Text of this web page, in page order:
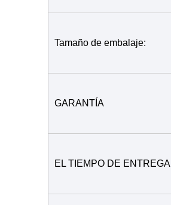
Tamaño de embalaje:
GARANTÍA
EL TIEMPO DE ENTREGA